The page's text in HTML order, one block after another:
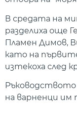
В средата на
разделиха още
Пламен Димов,
като на
изтекоха след
на варненци им